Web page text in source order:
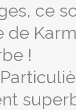
ce
de
!